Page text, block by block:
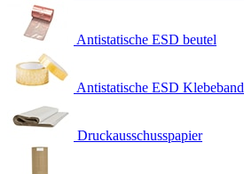
Antistatische ESD beutel
Antistatische ESD Klebeband
Druckausschusspapier